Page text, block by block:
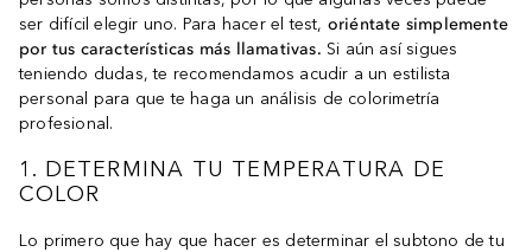
ser difícil elegir uno. Para hacer el test, oriéntate simplemente
por tus características más llamativas. Si aún así sigues
teniendo dudas, te recomendamos acudir a un estilista
personal para que te haga un análisis de colorimetría
profesional.
1. DETERMINA TU TEMPERATURA DE
COLOR
Lo primero que hay que hacer es determinar el subtono de tu